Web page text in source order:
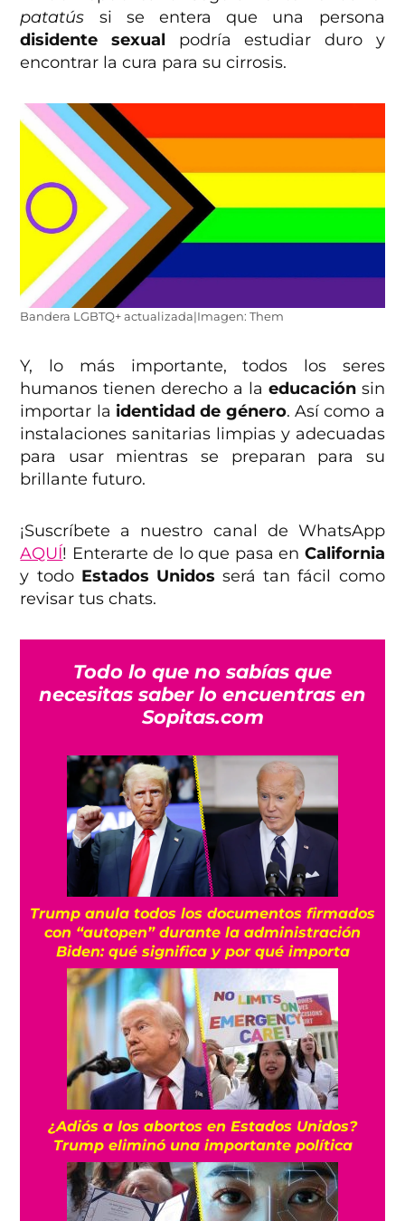
patatús si se entera que una persona
disidente sexual podría estudiar duro y
encontrar la cura para su cirrosis.
Bandera LGBTQ+ actualizada|Imagen: Them
Y, lo más importante, todos los seres
humanos tienen derecho a la educaciónsin
importar la identidad de género. Así como a
instalaciones sanitarias limpias y adecuadas
para usar mientras se preparan para su
brillante futuro.
¡Suscríbete a nuestro canal de WhatsApp
AQUÍ! Enterarte de lo que pasa en California
y todo Estados Unidos será tan fácil como
revisar tus chats.
Todo lo que no sabías que
necesitas saber lo encuentras en
Sopitas.com
Trump anula todos los documentos firmados
con “autopen” durante la administración
Biden: qué significa y por qué importa
¿Adiós a los abortos en Estados Unidos?
Trump eliminó una importante política